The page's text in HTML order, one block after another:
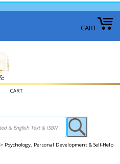
CART
CART
Arabic: Non-Fiction كتب غير روائية > Psychology, Personal Development & Self-Help